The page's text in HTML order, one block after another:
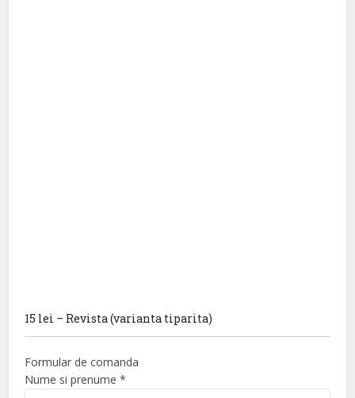
15 lei – Revista (varianta tiparita)
Formular de comanda
Nume si prenume*